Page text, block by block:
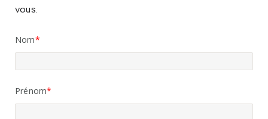
vous.
Nom
Prénom